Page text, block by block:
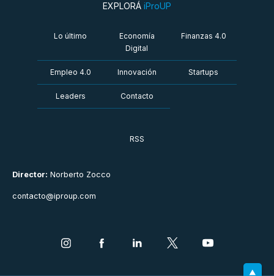
Director: Norberto Zocco
contacto@iproup.com
EXPLORÁ iProUP
Lo último
Economía
Digital
Finanzas 4.0
Empleo 4.0 Innovación Startups
Leaders Contacto
RSS